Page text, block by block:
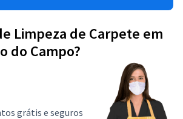
Limpeza de Carpete em
do Campo?
grátis e seguros